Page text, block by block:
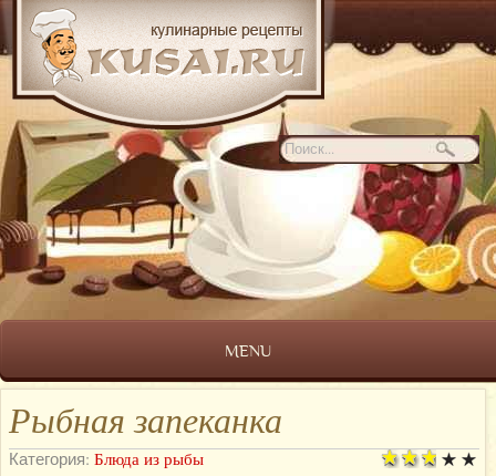
MENU
Рыбная запеканка
Категория: Блюда из рыбы